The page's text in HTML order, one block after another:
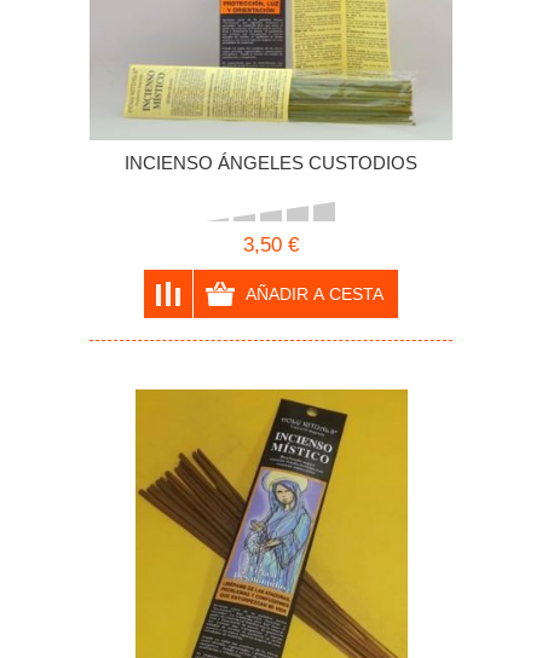
INCIENSO ÁNGELES CUSTODIOS
3,50 €